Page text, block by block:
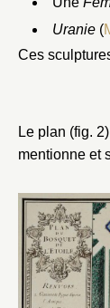
Uranie (
Ces
Le plan (fig.
mentionne et